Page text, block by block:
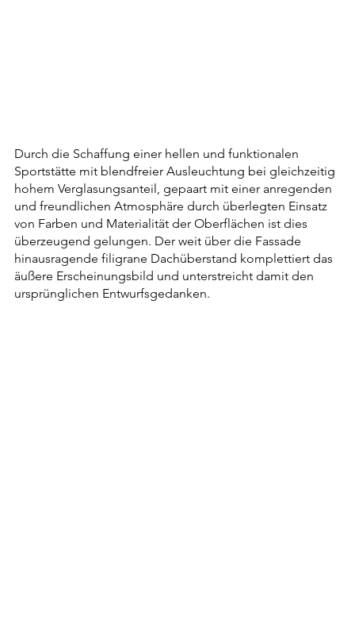
Durch die Schaffung einer hellen und funktionalen
Sportstätte mit blendfreier Ausleuchtung bei gleichzeitig
hohem Verglasungsanteil, gepaart mit einer anregenden
und freundlichen Atmosphäre durch überlegten Einsatz
von Farben und Materialität der Oberflächen ist dies
überzeugend gelungen. Der weit über die Fassade
hinausragende filigrane Dachüberstand komplettiert das
äußere Erscheinungsbild und unterstreicht damit den
ursprünglichen Entwurfsgedanken.